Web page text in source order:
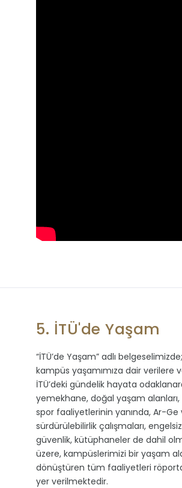
5. İTÜ'de Yaşam
“İTÜ’de Yaşam” adlı belgeselimizde;
kampüs yaşamımıza dair verilere
İTÜ’deki gündelik hayata
yemekhane, doğal yaşam alanları,
spor faaliyetlerinin yanında, Ar-Ge
sürdürülebilirlik çalışmaları,
güvenlik, kütüphaneler de dahil
üzere, kampüslerimizi bir yaşam
dönüştüren tüm faaliyetleri
yer verilmektedir.